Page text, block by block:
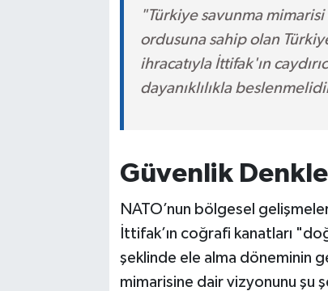
"Türkiye savunma
ordusuna sahip olan
ihracatıyla İttifak'ın
dayanıklılıkla
Güvenlik
NATO’nun bölgesel
İttifak’ın coğrafi kanatları
şeklinde ele alma döneminin
mimarisine dair vizyonunu şu